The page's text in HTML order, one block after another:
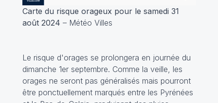
Carte du risque orageux pour le samedi 31
août 2024 – Météo Villes
Le risque d'orages se prolongera en journée du
dimanche 1er septembre. Comme la veille, les
orages ne seront pas généralisés mais pourront
être ponctuellement marqués entre les Pyrénées